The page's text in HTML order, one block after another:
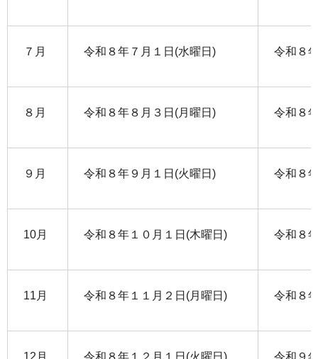
７月 令和８年７月１日(水曜日) 令和８
８月 令和８年８月３日(月曜日) 令和８
９月 令和８年９月１日(火曜日) 令和８
10月 令和８年１０月１日(木曜日) 令和８
11月 令和８年１１月２日(月曜日) 令和８
12月 令和８年１２月１日(火曜日) 令和９